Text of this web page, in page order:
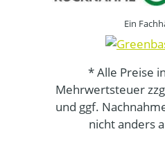
Ein
* Alle Preise
Mehrwertsteuer
und ggf.
nicht anders